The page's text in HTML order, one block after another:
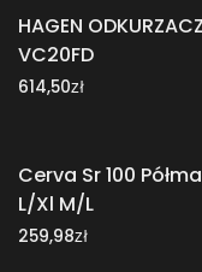
HAGEN
VC20FD
614,50zł
Cerva Sr 100
L/Xl M/L
259,98zł